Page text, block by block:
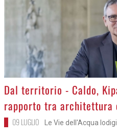
>
Dal territorio - Caldo,
rapporto tra architettura
09 LUGLIO Le Vie dell'Acqua